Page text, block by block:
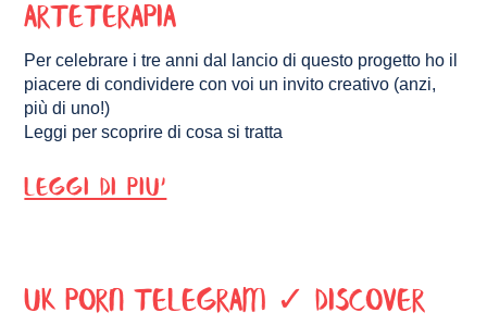
Arteterapia
Per celebrare i tre anni dal lancio di questo progetto ho il
piacere di condividere con voi un invito creativo (anzi,
più di uno!)
Leggi per scoprire di cosa si tratta
LEGGI DI PIU'
uk porn telegram ✓ Discover